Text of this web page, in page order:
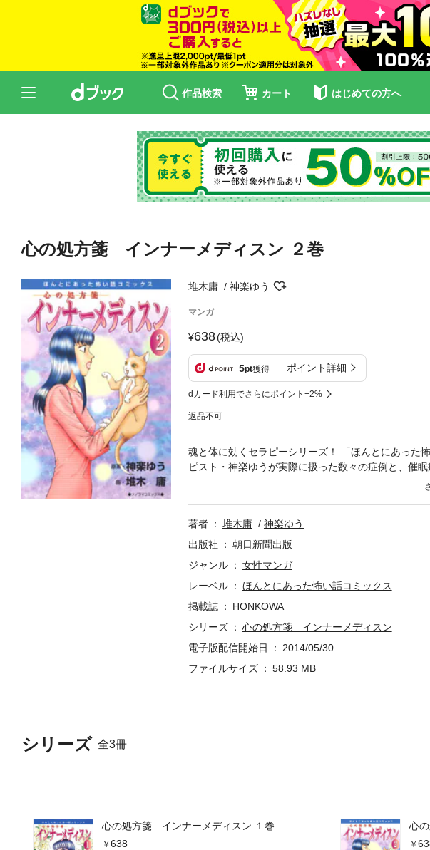
作品検索 カート はじめての方へ
心の処方箋 インナーメディスン ２巻
堆木庸 神楽ゆう
マンガ
638(税込)
5pt獲得 ポイント詳細
dカード利用でさらにポイント+2%
返品不可
シリーズ 全3冊
心の処方箋 インナーメディスン １巻
638
心
魂と体に効くセラピーシリーズ！ 「ほんとにあった
ピスト・神楽ゆうが実際に扱った数々の症例と、催
著者 堆木庸
神楽ゆう
出版社
朝日新聞出版
ジャンル
女性マンガ
レーベル
ほんとにあった怖い話コミックス
掲載誌
HONKOWA
シリーズ
心の処方箋 インナーメディスン
電子版配信開始日
2014/05/30
ファイルサイズ
58.93 MB